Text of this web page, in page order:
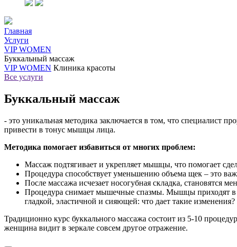
Главная
Услуги
VIP WOMEN
Буккальный массаж
VIP WOMEN Клиника красоты
Все услуги
Буккальный массаж
- это уникальная методика заключается в том, что специалист
привести в тонус мышцы лица.
Методика помогает избавиться от многих проблем:
Массаж подтягивает и укрепляет мышцы, что помогает
Процедура способствует уменьшению объема щек – это
После массажа исчезает носогубная складка, становятся
Процедура снимает мышечные спазмы. Мышцы приходят в
гладкой, эластичной и сияющей: что дает такие
Традиционно курс буккального массажа состоит из 5-10
женщина видит в зеркале совсем другое отражение.